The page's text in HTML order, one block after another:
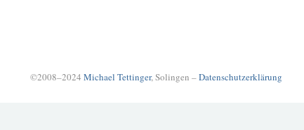
©2008–2024 Michael Tettinger, Solingen –Datenschutzerklärung